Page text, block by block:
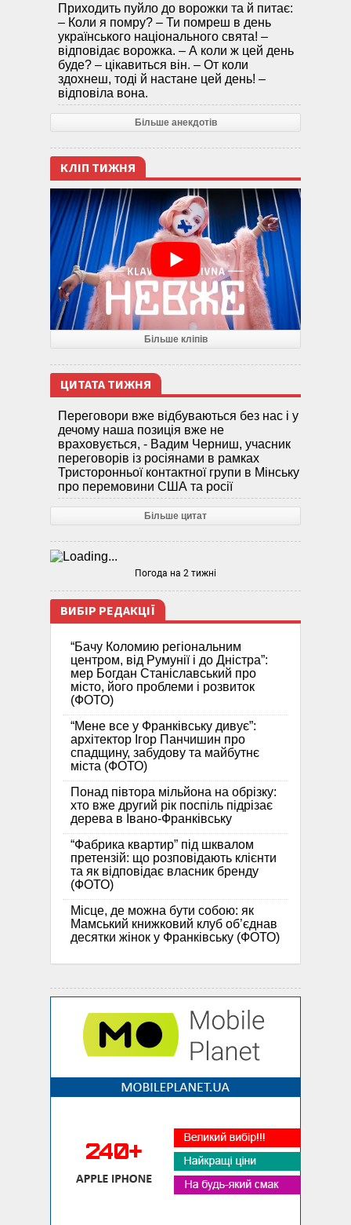
Приходить пуйло до ворожки та й питає:
– Коли я помру? – Ти помреш в день
українського національного свята! –
відповідає ворожка. – А коли ж цей день
буде? – цікавиться він. – От коли
здохнеш, тоді й настане цей день! –
відповіла вона.
Більше анекдотів
КЛІП ТИЖНЯ
Більше кліпів
ЦИТАТА ТИЖНЯ
Переговори вже відбуваються без нас і у
дечому наша позиція вже не
враховується, - Вадим Черниш, учасник
переговорів із росіянами в рамках
Тристоронньої контактної групи в Мінську
про перемовини США та росії
Більше цитат
Погода на 2 тижні
ВИБІР РЕДАКЦІЇ
“Бачу Коломию регіональним
центром, від Румунії і до Дністра”:
мер Богдан Станіславський про
місто, його проблеми і розвиток
(ФОТО)
“Мене все у Франківську дивує”:
архітектор Ігор Панчишин про
спадщину, забудову та майбутнє
міста (ФОТО)
Понад півтора мільйона на обрізку:
хто вже другий рік поспіль підрізає
дерева в Івано-Франківську
“Фабрика квартир” під шквалом
претензій: що розповідають клієнти
та як відповідає власник бренду
(ФОТО)
Місце, де можна бути собою: як
Мамський книжковий клуб об’єднав
десятки жінок у Франківську (ФОТО)